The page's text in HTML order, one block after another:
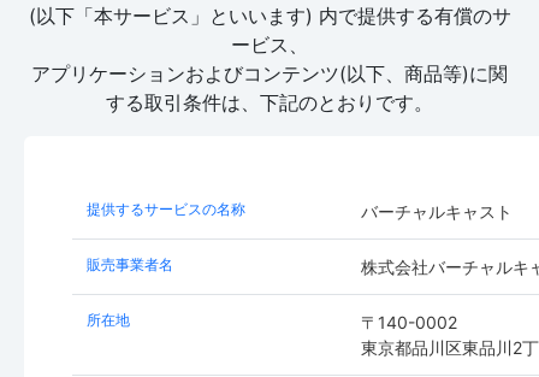
(以下「本サービス」といいます) 内で提供する有償のサ
ービス、
アプリケーションおよびコンテンツ(以下、商品等)に関
する取引条件は、下記のとおりです。
提供するサービスの名称 バーチャルキャスト
販売事業者名 株式会社バーチャルキ
所在地
〒140-0002
東京都品川区東品川2